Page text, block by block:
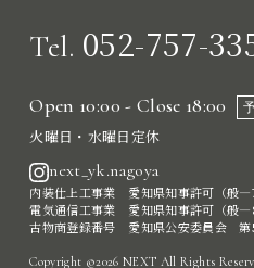
Tel. 052-757-
Open 10:00 - Close 18:00
火曜日・水曜日定休
next_yk.nagoya
内装仕上工事業 愛知県知事許可（般
電気通信工事業 愛知県知事許可（般
古物商登録番号 愛知県公安委員会 第
Copyright ©2026 NEXT All Rights